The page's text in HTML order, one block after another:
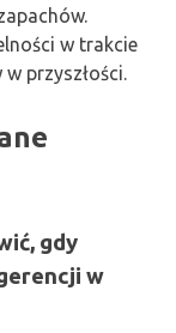
w trakcie
przyszłości.
gdy
w